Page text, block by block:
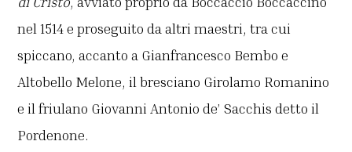
nel 1514 e proseguito da altri maestri, tra cui
spiccano, accanto a Gianfrancesco Bembo e
Altobello Melone, il bresciano Girolamo Romanino
e il friulano Giovanni Antonio de’ Sacchis detto il
Pordenone.